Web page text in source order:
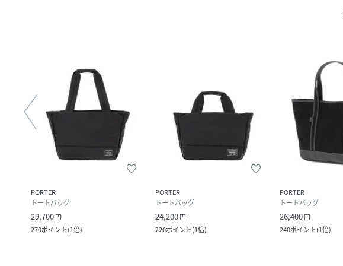
PORTER
トートバッグ
29,700円
270ポイント(1倍)
PORTER
トートバッグ
24,200円
220ポイント(1倍)
PORTER
トートバッグ
26,400円
240ポイント(1倍)